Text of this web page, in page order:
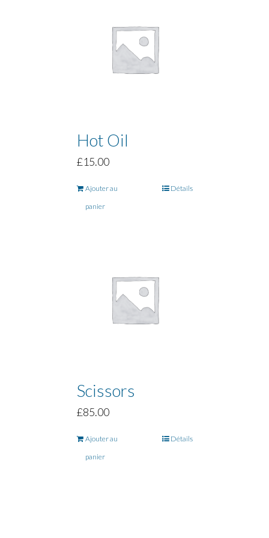
Hot Oil
£15.00
Ajouter au
panier
Détails
Scissors
£85.00
Ajouter au
panier
Détails